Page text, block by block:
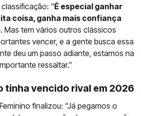
"É especial ganhar
coisa, ganha mais confiança
. Mas tem vários outros clássicos
vencer, e a gente busca essa
deu um passo adiante, estamos na
ressaltar.”
tinha vencido rival em 2026
Feminino finalizou: “Já pegamos o